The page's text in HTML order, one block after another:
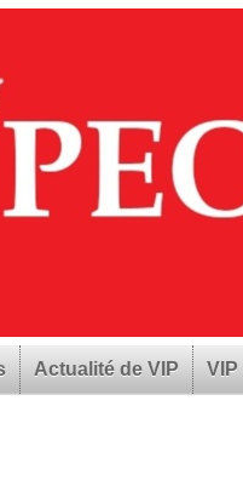
Actualité de VIP VIP